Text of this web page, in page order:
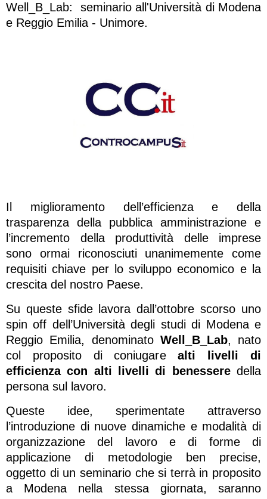
Well_B_Lab: seminario all'Università di Modena
e Reggio Emilia - Unimore.
Il miglioramento dell’efficienza e della
trasparenza della pubblica amministrazione e
l’incremento della produttività delle imprese
sono ormai riconosciuti unanimemente come
requisiti chiave per lo sviluppo economico e la
crescita del nostro Paese.
Su queste sfide lavora dall’ottobre scorso uno
spin off dell’Università degli studi di Modena e
Reggio Emilia, denominato Well_B_Lab, nato
col proposito di coniugarealti livelli di
efficienza con alti livelli di benesseredella
persona sul lavoro.
Queste idee, sperimentate attraverso
l’introduzione di nuove dinamiche e modalità di
organizzazione del lavoro e di forme di
applicazione di metodologie ben precise,
oggetto di un seminario che si terrà in proposito
a Modena nella stessa giornata, saranno